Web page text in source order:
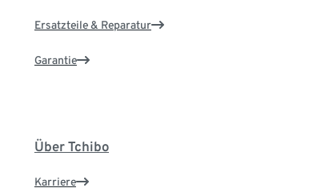
Ersatzteile & Reparatur
Garantie
Über Tchibo
Karriere